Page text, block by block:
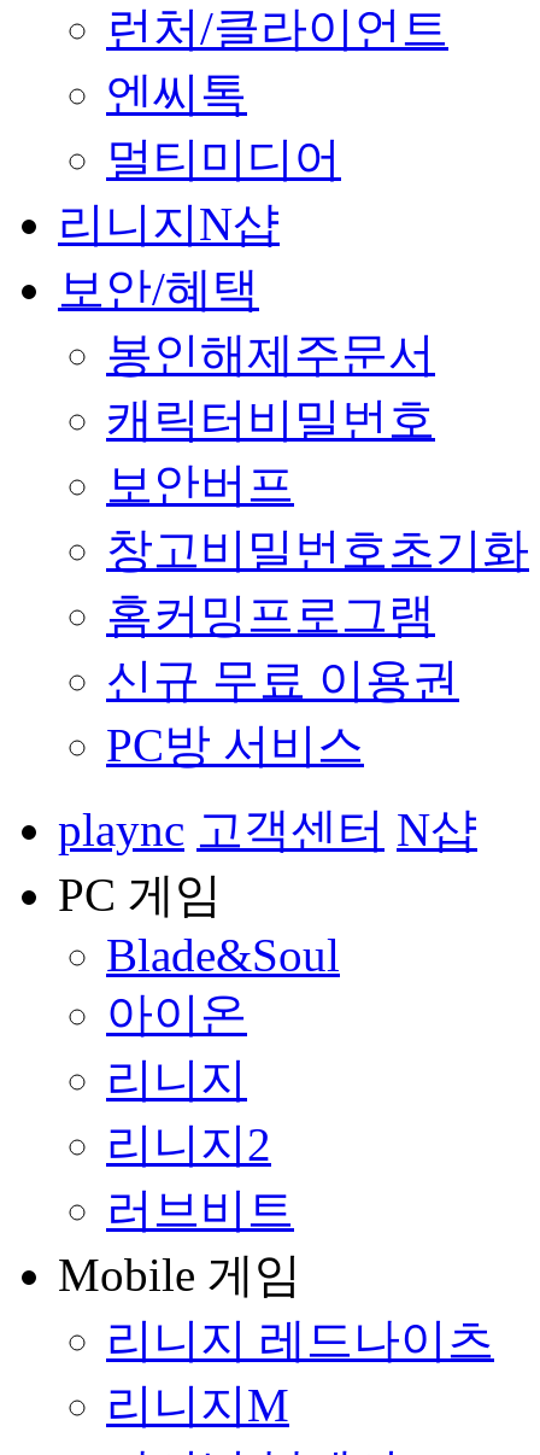
런처/클라이언트
엔씨톡
멀티미디어
리니지N샵
보안/혜택
봉인해제주문서
캐릭터비밀번호
보안버프
창고비밀번호초기화
홈커밍프로그램
신규 무료 이용권
PC방 서비스
plaync 고객센터 N샵
PC 게임
Blade&Soul
아이온
리니지
리니지2
러브비트
Mobile 게임
리니지 레드나이츠
리니지M